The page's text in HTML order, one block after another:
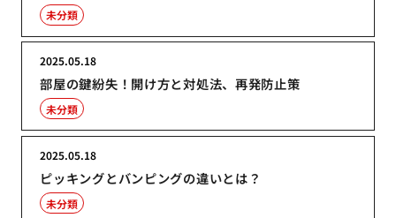
未分類
部屋の鍵紛失！開け方と対処法、再発防止策
2025.05.18
未分類
ピッキングとバンピングの違いとは？
2025.05.18
未分類